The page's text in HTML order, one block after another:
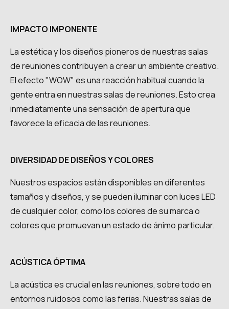
IMPACTO IMPONENTE
La estética y los diseños pioneros de nuestras salas
de reuniones contribuyen a crear un ambiente creativo.
El efecto "WOW" es una reacción habitual cuando la
gente entra en nuestras salas de reuniones. Esto crea
inmediatamente una sensación de apertura que
favorece la eficacia de las reuniones.
DIVERSIDAD DE DISEÑOS Y COLORES
Nuestros espacios están disponibles en diferentes
tamaños y diseños, y se pueden iluminar con luces LED
de cualquier color, como los colores de su marca o
colores que promuevan un estado de ánimo particular.
ACÚSTICA ÓPTIMA
La acústica es crucial en las reuniones, sobre todo en
entornos ruidosos como las ferias. Nuestras salas de